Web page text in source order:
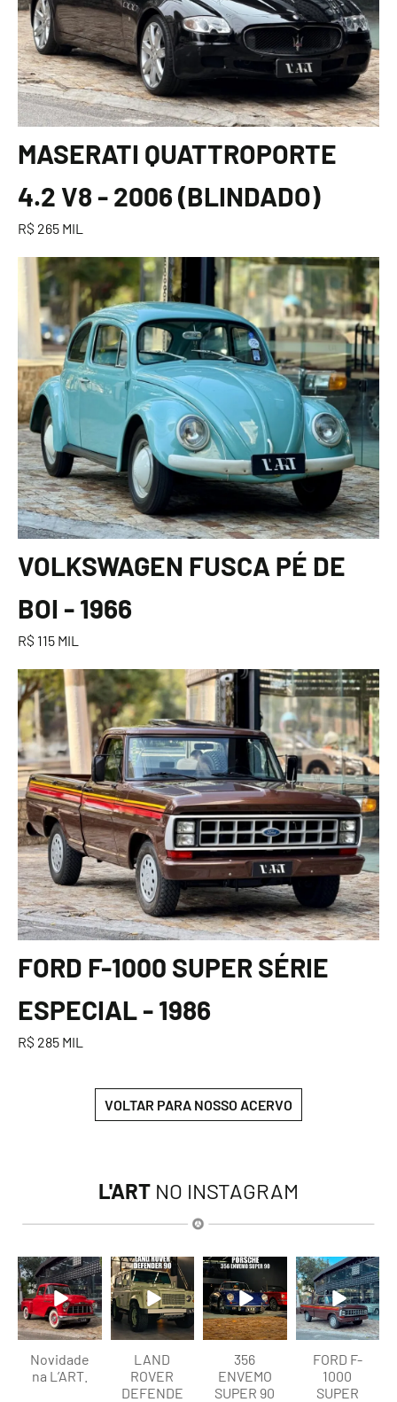
MASERATI QUATTROPORTE
4.2 V8 - 2006 (BLINDADO)
R$ 265 MIL
VOLKSWAGEN FUSCA PÉ DE
BOI - 1966
R$ 115 MIL
FORD F-1000 SUPER SÉRIE
ESPECIAL - 1986
R$ 285 MIL
VOLTAR PARA NOSSO ACERVO
L'ART NO INSTAGRAM
lart.br
Ago 8
Novidade
na L’ART.
lart.br
Ago 8
LAND
ROVER
DEFENDE
lart.br
Ago 8
356
ENVEMO
SUPER 90
lart.br
Ago 7
FORD F-
1000
SUPER